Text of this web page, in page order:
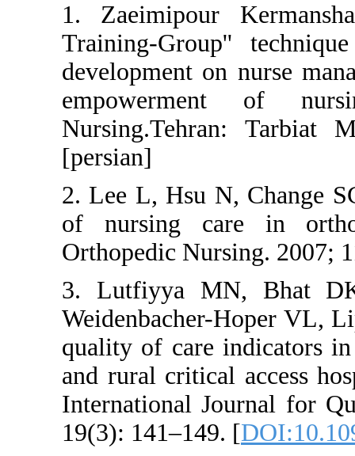
1. Zaeimipour
Training-Group''
development on
empowerment
Nursing.Tehran:
[persian]
2. Lee L, Hsu N,
of nursing care
Orthopedic
3. Lutfiyya MN,
Weidenbacher-
quality of care
and rural critical
International
19(3): 141–149. [